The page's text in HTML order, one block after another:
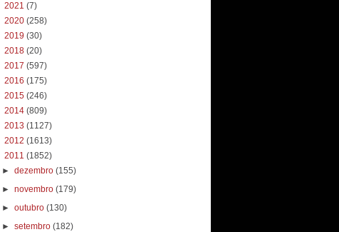
2021 (7)
2020 (258)
2019 (30)
2018 (20)
2017 (597)
2016 (175)
2015 (246)
2014 (809)
2013 (1127)
2012 (1613)
2011 (1852)
►dezembro(155)
►novembro(179)
►outubro(130)
►setembro(182)